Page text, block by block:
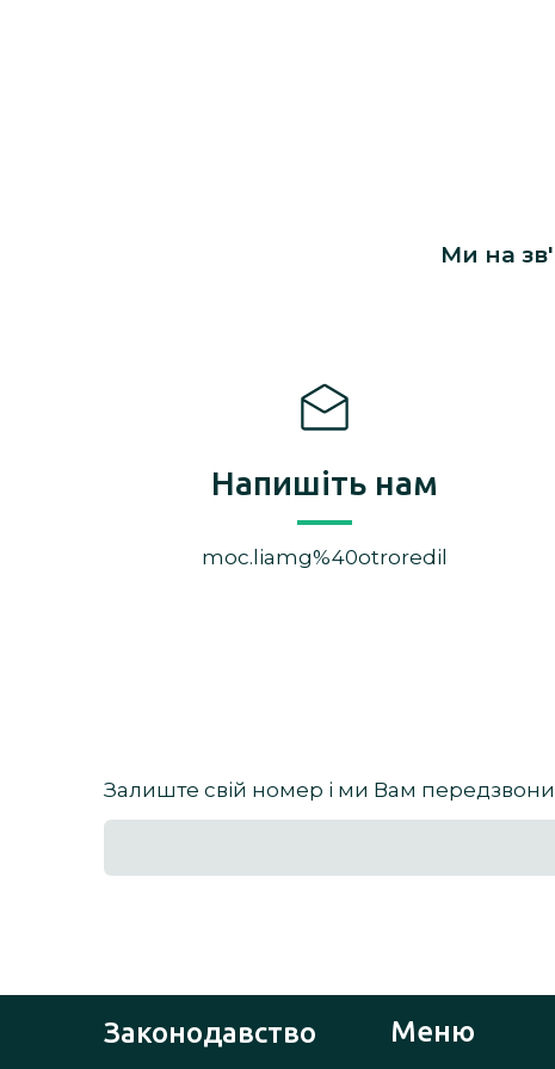
Ми на
Напишіть нам
moc.liamg%40otroredil
Залиште свій номер і ми Вам
Законодавство Меню